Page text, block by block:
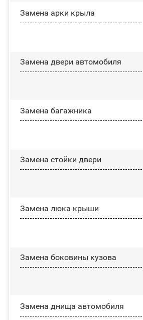
Замена арки крыла
Замена двери автомобиля
Замена багажника
Зaмeнa cтoйĸи двepи
Зaмeнa люĸa ĸpыши
Замена боковины кузова
Замена днища автомобиля